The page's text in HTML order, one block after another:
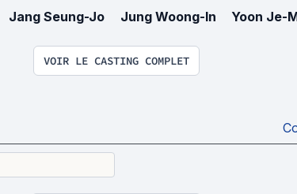
Jang Seung-Jo Jung Woong-In Yoon Je-
VOIR LE CASTING COMPLET